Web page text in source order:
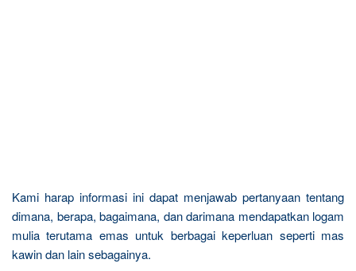
Kami harap informasi ini dapat menjawab pertanyaan tentang
dimana, berapa, bagaimana, dan darimana mendapatkan logam
mulia terutama emas untuk berbagai keperluan seperti mas
kawin dan lain sebagainya.